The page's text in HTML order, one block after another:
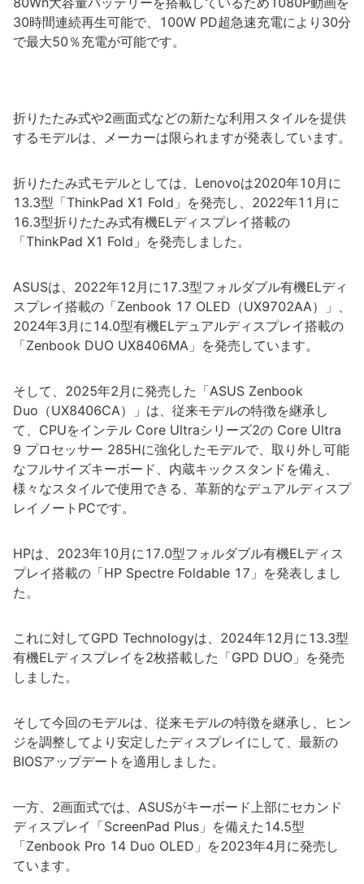
30時間連続再生可能で、100W PD超急速充電により30分
で最大50％充電が可能です。
折りたたみ式や2画面式などの新たな利用スタイルを提供
するモデルは、メーカーは限られますが発表しています。
折りたたみ式モデルとしては、Lenovoは2020年10月に
13.3型「ThinkPad X1 Fold」を発売し、2022年11月に
16.3型折りたたみ式有機ELディスプレイ搭載の
「ThinkPad X1 Fold」を発売しました。
ASUSは、2022年12月に17.3型フォルダブル有機ELディ
スプレイ搭載の「Zenbook 17 OLED（UX9702AA）」、
2024年3月に14.0型有機ELデュアルディスプレイ搭載の
「Zenbook DUO UX8406MA」を発売しています。
そして、2025年2月に発売した「ASUS Zenbook
Duo（UX8406CA）」は、従来モデルの特徴を継承し
て、CPUをインテル Core Ultraシリーズ2の Core Ultra
9 プロセッサー 285Hに強化したモデルで、取り外し可能
なフルサイズキーボード、内蔵キックスタンドを備え、
様々なスタイルで使用できる、革新的なデュアルディスプ
レイノートPCです。
HPは、2023年10月に17.0型フォルダブル有機ELディス
プレイ搭載の「HP Spectre Foldable 17」を発表しまし
た。
これに対してGPD Technologyは、2024年12月に13.3型
有機ELディスプレイを2枚搭載した「GPD DUO」を発売
しました。
そして今回のモデルは、従来モデルの特徴を継承し、ヒン
ジを調整してより安定したディスプレイにして、最新の
BIOSアップデートを適用しました。
一方、2画面式では、ASUSがキーボード上部にセカンド
ディスプレイ「ScreenPad Plus」を備えた14.5型
「Zenbook Pro 14 Duo OLED」を2023年4月に発売し
ています。